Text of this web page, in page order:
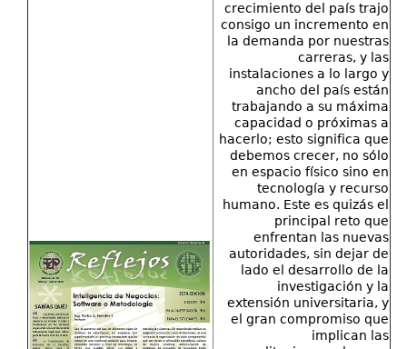
crecimiento del país trajo
consigo un incremento en
la demanda por nuestras
carreras, y las
instalaciones a lo largo y
ancho del país están
trabajando a su máxima
capacidad o próximas a
hacerlo; esto significa que
debemos crecer, no sólo
en espacio físico sino en
tecnología y recurso
humano. Este es quizás el
principal reto que
enfrentan las nuevas
autoridades, sin dejar de
lado el desarrollo de la
investigación y la
extensión universitaria, y
el gran compromiso que
implican las